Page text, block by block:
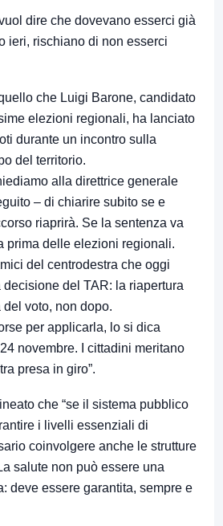
dire che dovevano esserci già
ieri, rischiano di non esserci
che Luigi Barone, candidato
elezioni regionali, ha lanciato
durante un incontro sulla
del territorio.
alla direttrice generale
– di chiarire subito se e
riaprirà. Se la sentenza va
prima delle elezioni regionali.
del centrodestra che oggi
decisione del TAR: la riapertura
voto, non dopo.
per applicarla, lo si dica
novembre. I cittadini meritano
presa in giro”.
che “se il sistema pubblico
i livelli essenziali di
coinvolgere anche le strutture
salute non può essere una
deve essere garantita, sempre e